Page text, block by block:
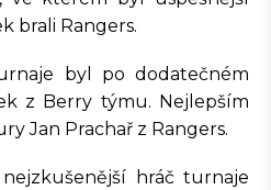
brali Rangers.
byl po dodatečném
z Berry týmu. Nejlepším
Jan Prachař z Rangers.
hráč turnaje